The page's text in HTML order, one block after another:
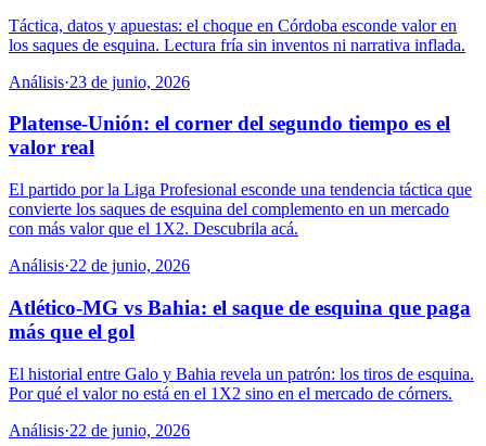
Táctica, datos y apuestas: el choque en Córdoba esconde valor en
los saques de esquina. Lectura fría sin inventos ni narrativa inflada.
Análisis·23 de junio, 2026
Platense-Unión: el corner del segundo tiempo es el
valor real
El partido por la Liga Profesional esconde una tendencia táctica que
convierte los saques de esquina del complemento en un mercado
con más valor que el 1X2. Descubrila acá.
Análisis·22 de junio, 2026
Atlético-MG vs Bahia: el saque de esquina que paga
más que el gol
El historial entre Galo y Bahia revela un patrón: los tiros de esquina.
Por qué el valor no está en el 1X2 sino en el mercado de córners.
Análisis·22 de junio, 2026